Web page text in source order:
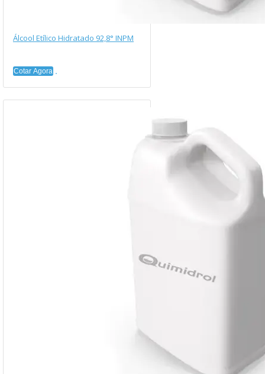
Álcool Etílico Hidratado 92,8° INPM
Cotar Agora